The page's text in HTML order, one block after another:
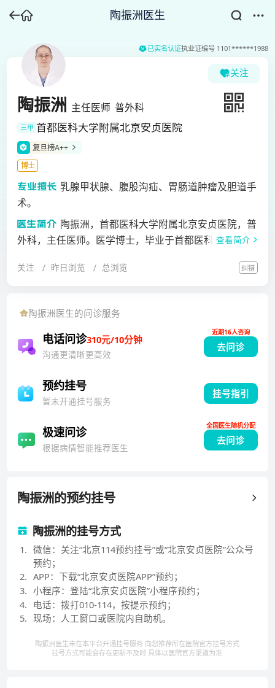
陶振洲医生
已实名认证执业证编号 1101******1988
关注
陶振洲 主任医师 普外科
三甲 首都医科大学附属北京安贞医院
复旦榜A++
博士
乳腺甲状腺、腹股沟疝、胃肠道肿瘤及胆道手
术。
陶振洲，首都医科大学附属北京安贞医院，普
外科，主任医师。医学博士，毕业于首都医科大学，从
腺、腹股沟疝、胃肠道肿瘤及胆道手术。发表论文十余
查看简介
关注 昨日浏览 总浏览 纠错
陶振洲医生的问诊服务
电话问诊310元/10分钟
沟通更清晰更高效
去问诊
近期16人咨询
预约挂号
暂未开通挂号服务
挂号指引
极速问诊
根据病情智能推荐医生
去问诊
全国医生随机分配
陶振洲的预约挂号
陶振洲的挂号方式
1. 微信：关注“北京114预约挂号”或“北京安贞医院”公众号
预约；
2. APP：下载“北京安贞医院APP”预约；
3. 小程序：登陆“北京安贞医院”小程序预约；
4. 电话：拨打010-114，按提示预约；
5. 现场：人工窗口或医院内自助机。
陶振洲医生未在本平台开通挂号服务 向您推荐所在医院官方挂号方式
挂号方式可能会存在更新不及时 具体以医院官方渠道为准